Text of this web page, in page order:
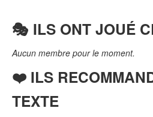
🎭 ILS ONT JOUÉ
Aucun membre pour le moment.
❤️ ILS
TEXTE